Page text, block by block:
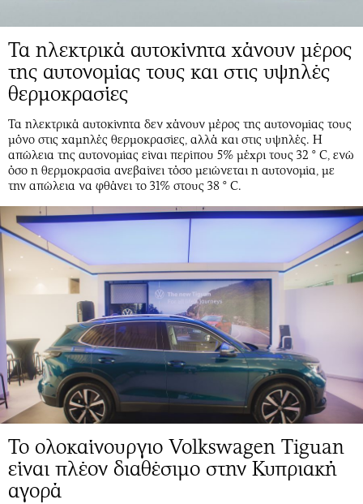
Τα ηλεκτρικά αυτοκίνητα χάνουν μέρος
της αυτονομίας τους και στις υψηλές
θερμοκρασίες
Τα ηλεκτρικά αυτοκίνητα δεν χάνουν μέρος της αυτονομίας τους
μόνο στις χαμηλές θερμοκρασίες, αλλά και στις υψηλές. Η
απώλεια της αυτονομίας είναι περίπου 5% μέχρι τους 32 ° C, ενώ
όσο η θερμοκρασία ανεβαίνει τόσο μειώνεται η αυτονομία, με
την απώλεια να φθάνει το 31% στους 38 ° C.
Το ολοκαίνουργιο Volkswagen Tiguan
είναι πλέον διαθέσιμο στην Κυπριακή
αγορά